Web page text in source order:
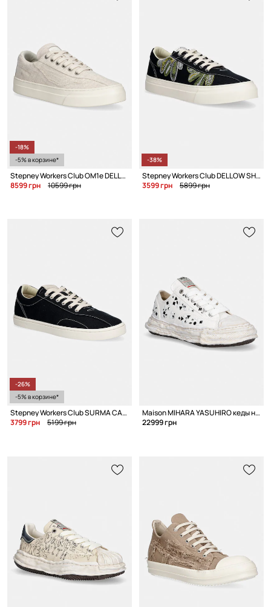
-18%
-5% в корзине*
Stepney Workers Club OM1e DELLOW OMNI SAND-WASH CANVAS кеды для мужчин
8599 грн
10599 грн
-38%
Stepney Workers Club DELLOW SHROOMHANDS REPAIR STITCH кеды для мужчин
3599 грн
5899 грн
-26%
-5% в корзине*
Stepney Workers Club SURMA CANVAS кеды для мужчин
3799 грн
5199 грн
Maison MIHARA YASUHIRO кеды на платформе для мужчин
22999 грн